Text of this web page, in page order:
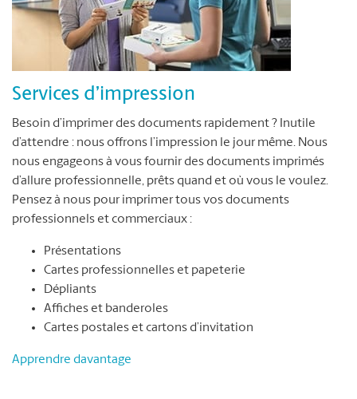
Services d’impression
Besoin d’imprimer des documents rapidement ? Inutile
d’attendre : nous offrons l’impression le jour même. Nous
nous engageons à vous fournir des documents imprimés
d’allure professionnelle, prêts quand et où vous le voulez.
Pensez à nous pour imprimer tous vos documents
professionnels et commerciaux :
Présentations
Cartes professionnelles et papeterie
Dépliants
Affiches et banderoles
Cartes postales et cartons d’invitation
Apprendre davantage